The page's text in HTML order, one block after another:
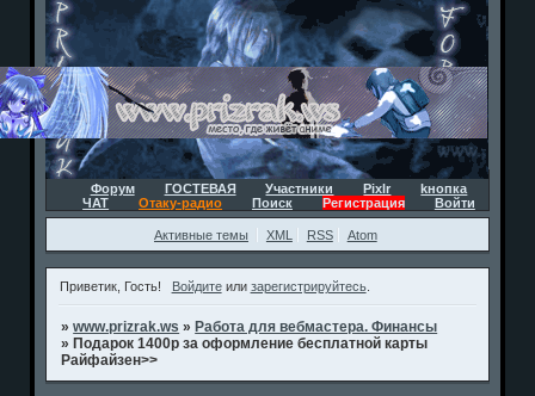
Форум ГОСТЕВАЯ Участники Pixlr
kнопка
ЧАТ
Отаку-радио Поиск Регистрация Войти
Активные темы XML RSS Atom
Приветик, Гость! Войдитеили зарегистрируйтесь.
»www.prizrak.ws » Работа для вебмастера. Финансы
» Подарок 1400р за оформление бесплатной карты
Райфайзен>>